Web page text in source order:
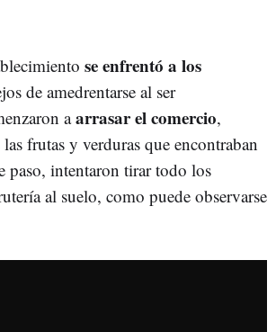
se enfrentó a los
de amedrentarse al ser
aarrasar el comercio,
frutas y verduras que encontraban
paso, intentaron tirar todo los
al suelo, como puede observarse